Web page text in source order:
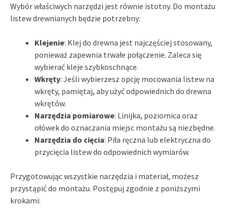
Wybór właściwych narzędzi jest równie istotny. Do montażu
listew drewnianych będzie potrzebny:
Klejenie: Klej do drewna jest najczęściej stosowany,
ponieważ zapewnia trwałe połączenie. Zaleca się
wybierać kleje szybkoschnące.
Wkręty: Jeśli wybierzesz opcję mocowania listew na
wkręty, pamiętaj, aby użyć odpowiednich do drewna
wkrętów.
Narzędzia pomiarowe: Linijka, poziomica oraz
ołówek do oznaczania miejsc montażu są niezbędne.
Narzędzia do cięcia: Piła ręczna lub elektryczna do
przycięcia listew do odpowiednich wymiarów.
Przygotowując wszystkie narzędzia i materiał, możesz
przystąpić do montażu. Postępuj zgodnie z poniższymi
krokami: